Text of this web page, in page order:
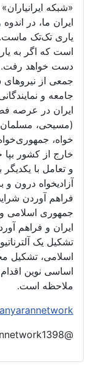
«شبکه ایرانیاران»
ایران ما، در
یاری تک‌تک ماست.
است که اگر به
دست خواهد رفت.
جمعی از نیروهای
جامعه و
ایران در عرصه
(مسیحی، مسلمان،
خواه،
خارج از کشور
و تعامل با
آزادیخواه درون
فراهم آوردن
جمهوری اسلامی و
ایران و فراهم
تشکیل یک
اسلامی، تشکیل
اساسی نوین
ملاحظه است.
@iranyarannetwork1398 تلگرام